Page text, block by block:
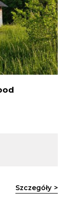
Szczegóły